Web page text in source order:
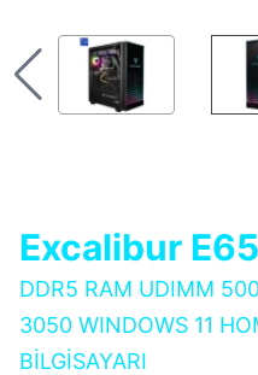
Excalibur
DDR5 RAM UDIMM
3050 WINDOWS 11
BİLGİSAYARI